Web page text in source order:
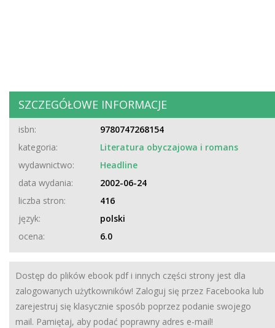
SZCZEGÓŁOWE INFORMACJE
isbn:
9780747268154
kategoria:
Literatura obyczajowa i romans
wydawnictwo:
Headline
data wydania:
2002-06-24
liczba stron:
416
język:
polski
ocena:
6.0
Dostęp do plików ebook pdf i innych części strony jest dla
zalogowanych użytkowników! Zaloguj się przez Facebooka lub
zarejestruj się klasycznie sposób poprzez podanie swojego
mail. Pamiętaj, aby podać poprawny adres e-mail!